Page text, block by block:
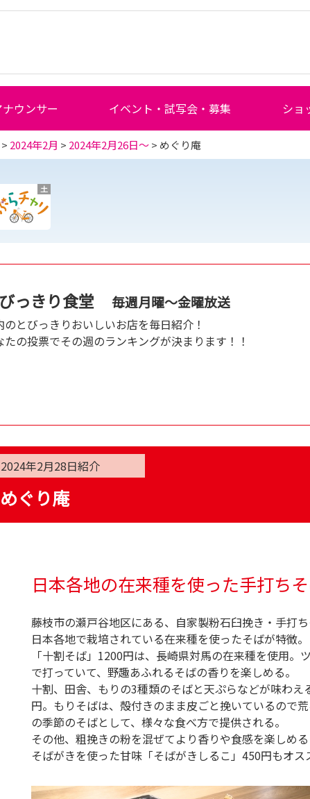
ナウンサー イベント・試写会・募集 ショ
> 2024年2月 > 2024年2月26日～> めぐり庵
土
っきり食堂 毎週月曜～金曜放送
のとびっきりおいしいお店を毎日紹介！
たの投票でその週のランキングが決まります！！
2024年2月28日紹介
めぐり庵
日本各地の在来種を使った手打ち
藤枝市の瀬戸谷地区にある、自家製粉石臼挽き・手打ち
日本各地で栽培されている在来種を使ったそばが特徴。
「十割そば」1200円は、長崎県対馬の在来種を使用。
で打っていて、野趣あふれるそばの香りを楽しめる。
十割、田舎、もりの3種類のそばと天ぷらなどが味わ
円。もりそばは、殻付きのまま皮ごと挽いているので
の季節のそばとして、様々な食べ方で提供される。
その他、粗挽きの粉を混ぜてより香りや食感を楽しめ
そばがきを使った甘味「そばがきしるこ」450円もオス